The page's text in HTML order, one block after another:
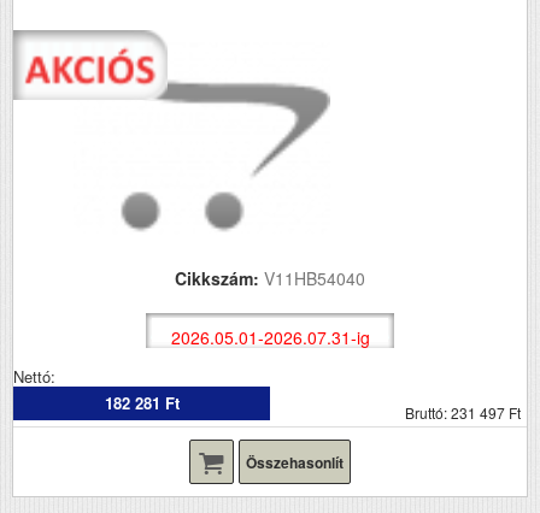
Cikkszám: V11HB54040
2026.05.01-2026.07.31-ig
Nettó:
182 281 Ft
Bruttó: 231 497 Ft
Összehasonlít